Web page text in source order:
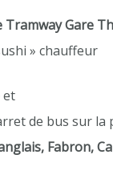
Tramway Gare
» chauffeur
et
de bus sur la
Fabron,